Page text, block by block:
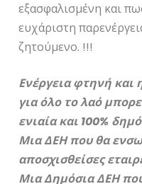
εξασφαλισμένη και
ευχάριστη
ζητούμενο. !!!
Ενέργεια φτηνή και
για όλο το λαό
ενιαία και 100%
Μια ΔΕΗ που θα
αποσχισθείσες
Μια Δημόσια ΔΕΗ